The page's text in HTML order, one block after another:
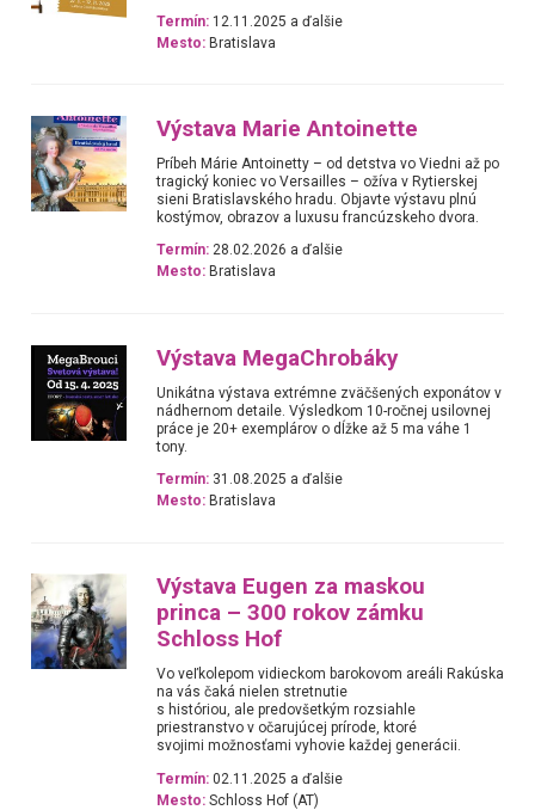
Termín: 12.11.2025 a ďalšie
Mesto: Bratislava
Výstava Marie Antoinette
Príbeh Márie Antoinetty – od detstva vo Viedni až po
tragický koniec vo Versailles – ožíva v Rytierskej
sieni Bratislavského hradu. Objavte výstavu plnú
kostýmov, obrazov a luxusu francúzskeho dvora.
Termín: 28.02.2026 a ďalšie
Mesto: Bratislava
Výstava MegaChrobáky
Unikátna výstava extrémne zväčšených exponátov v
nádhernom detaile. Výsledkom 10-ročnej usilovnej
práce je 20+ exemplárov o dĺžke až 5 ma váhe 1
tony.
Termín: 31.08.2025 a ďalšie
Mesto: Bratislava
Výstava Eugen za maskou
princa – 300 rokov zámku
Schloss Hof
Vo veľkolepom vidieckom barokovom areáli Rakúska
na vás čaká nielen stretnutie
s históriou, ale predovšetkým rozsiahle
priestranstvo v očarujúcej prírode, ktoré
svojimi možnosťami vyhovie každej generácii.
Termín: 02.11.2025 a ďalšie
Mesto: Schloss Hof (AT)